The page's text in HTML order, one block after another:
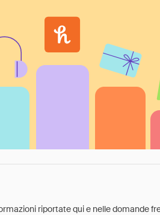
riportate qui e nelle domande